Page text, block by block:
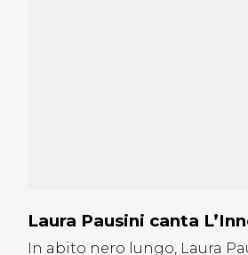
Laura Pausini canta
In abito nero lungo, Laura